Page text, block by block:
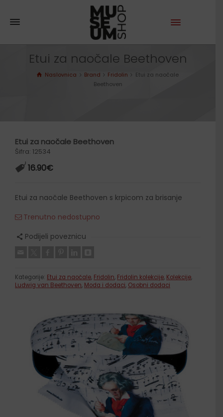
Etui za naočale Beethoven
Naslovnica Brand Fridolin
Etui za naočale
Beethoven
Etui za naočale Beethoven
Šifra: 12534
16.90€
Etui za naočale Beethoven s krpicom za brisanje
Trenutno nedostupno
Podijeli poveznicu
Kategorije: Etui za naočale, Fridolin, Fridolin kolekcije, Kolekcije,
Ludwig van Beethoven, Moda i dodaci, Osobni dodaci